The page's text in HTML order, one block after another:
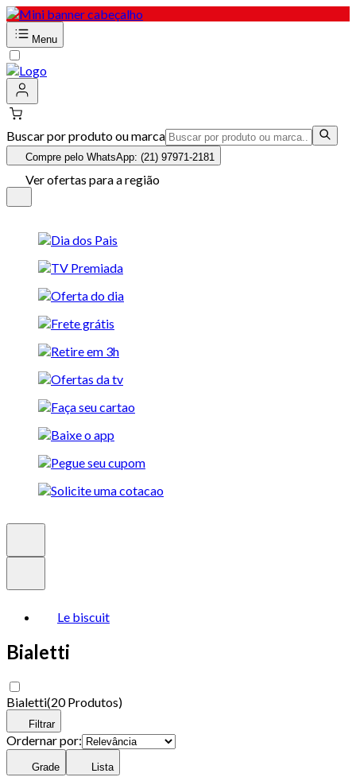
Menu
Buscar por produto ou marca
Compre pelo WhatsApp: (21) 97971-2181
Ver ofertas para a região
Le biscuit
Bialetti
Bialetti(20 Produtos)
Filtrar
Ordernar por:
Grade Lista